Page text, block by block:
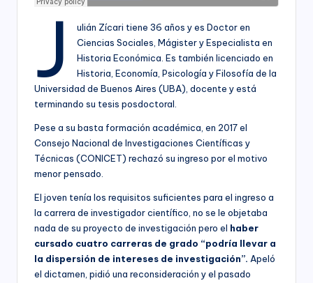
J
ulián Zícari tiene 36 años y es Doctor en
Ciencias Sociales, Mágister y Especialista en
Historia Económica. Es también licenciado en
Historia, Economía, Psicología y Filosofía de la
Universidad de Buenos Aires (UBA), docente y está
terminando su tesis posdoctoral.
Pese a su basta formación académica, en 2017 el
Consejo Nacional de Investigaciones Científicas y
Técnicas (CONICET) rechazó su ingreso por el motivo
menor pensado.
El joven tenía los requisitos suficientes para el ingreso a
la carrera de investigador científico, no se le objetaba
nada de su proyecto de investigación pero el haber
cursado cuatro carreras de grado “podría llevar a
la dispersión de intereses de investigación”. Apeló
el dictamen, pidió una reconsideración y el pasado